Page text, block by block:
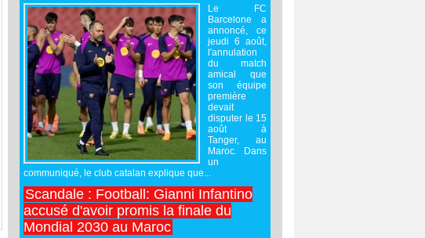
Le FC
Barcelone a
annoncé, ce
jeudi 6 août,
l'annulation
du match
amical que
son équipe
première
devait
disputer le 15
août à
Tanger, au
Maroc. Dans
un
communiqué, le club catalan explique que...
Scandale : Football: Gianni Infantino
accusé d'avoir promis la finale du
Mondial 2030 au Maroc